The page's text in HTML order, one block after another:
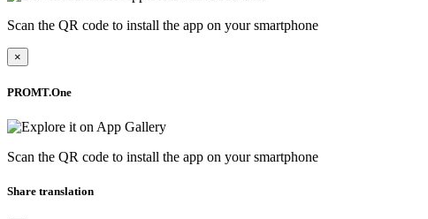
Scan the QR code to install the app on your smartphone
×
PROMT.One
Scan the QR code to install the app on your smartphone
Share translation